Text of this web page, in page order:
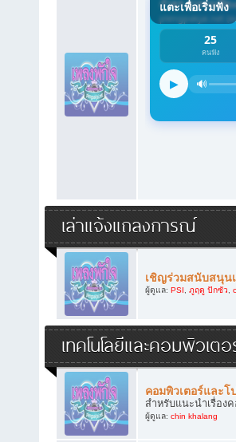
เล่าแจ้งแถลงการณ์
เชิญร่วมสนับสนุน
ผู้ดูแล: PSI, ภูฤดู ปักซัว,
เทคโนโลยีและคอมพิวเต
คอมพิวเตอร์และโ
สำหรับแนะนำเรื่อง
ผู้ดูแล: chin khalang